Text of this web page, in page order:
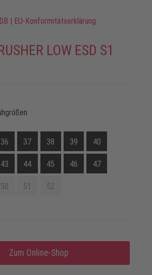
| EU-Konformitätserklärung
LOW ESD S1
36 37 38 39 40
43 44 45 46 47
50 51 52
Zum Online-Shop